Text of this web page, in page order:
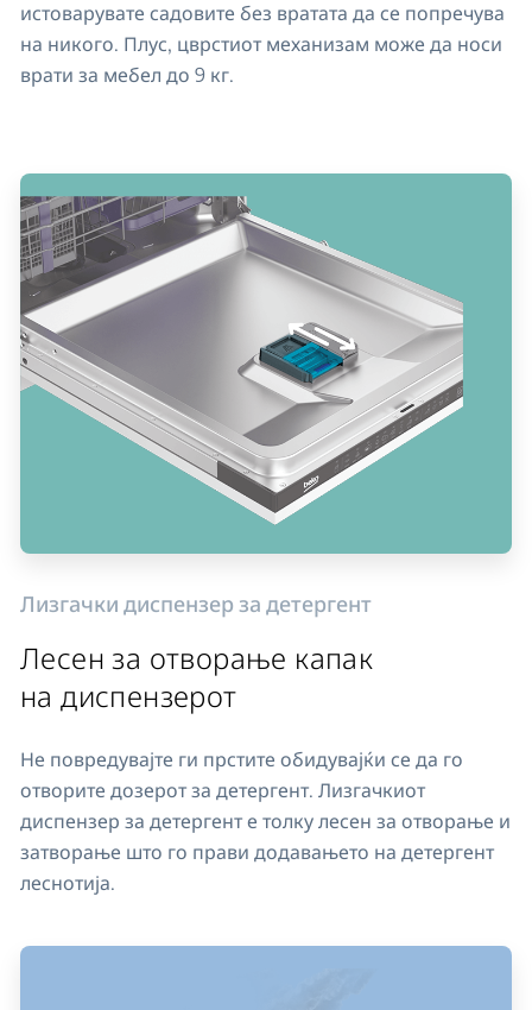
истоварувате садовите без вратата да се попречува
на никого. Плус, цврстиот механизам може да носи
врати за мебел до 9 кг.
Лизгачки диспензер за детергент
Лесен за отворање капак
на диспензерот
Не повредувајте ги прстите обидувајќи се да го
отворите дозерот за детергент. Лизгачкиот
диспензер за детергент е толку лесен за отворање и
затворање што го прави додавањето на детергент
леснотија.